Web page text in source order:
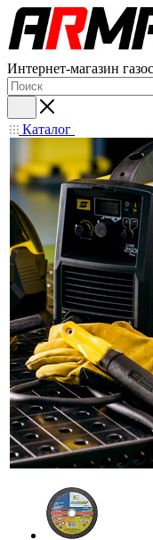
Интернет-магазин
Каталог